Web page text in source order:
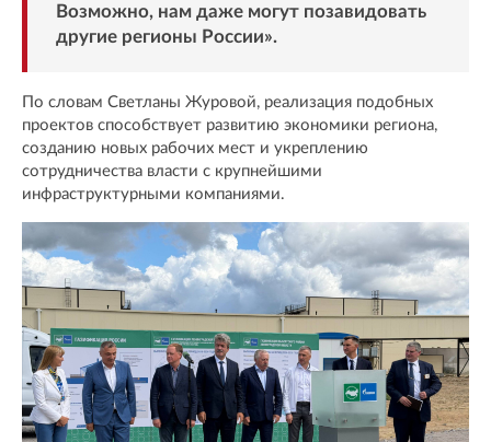
Возможно, нам даже могут позавидовать
другие регионы России».
По словам Светланы Журовой, реализация подобных
проектов способствует развитию экономики региона,
созданию новых рабочих мест и укреплению
сотрудничества власти с крупнейшими
инфраструктурными компаниями.